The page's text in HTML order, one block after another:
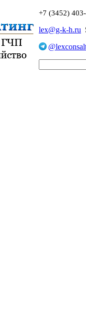
+7 (3452)
lex@g-k-h.ru